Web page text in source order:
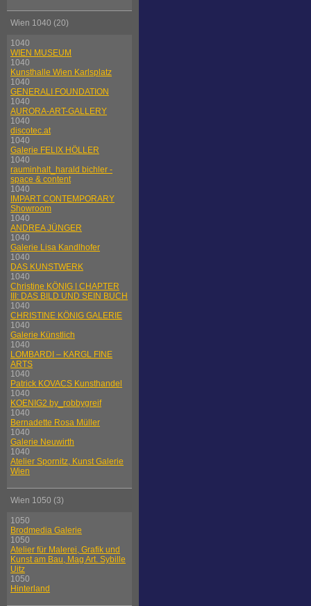
Wien 1040 (20)
1040
WIEN MUSEUM
1040
Kunsthalle Wien Karlsplatz
1040
GENERALI FOUNDATION
1040
AURORA-ART-GALLERY
1040
discotec.at
1040
Galerie FELIX HÖLLER
1040
rauminhalt_harald bichler -
space & content
1040
IMPART CONTEMPORARY
Showroom
1040
ANDREA JÜNGER
1040
Galerie Lisa Kandlhofer
1040
DAS KUNSTWERK
1040
Christine KÖNIG | CHAPTER
III: DAS BILD UND SEIN BUCH
1040
CHRISTINE KÖNIG GALERIE
1040
Galerie Künstlich
1040
LOMBARDI – KARGL FINE
ARTS
1040
Patrick KOVACS Kunsthandel
1040
KOENIG2 by_robbygreif
1040
Bernadette Rosa Müller
1040
Galerie Neuwirth
1040
Atelier Spornitz, Kunst Galerie
Wien
Wien 1050 (3)
1050
Brodmedia Galerie
1050
Atelier für Malerei, Grafik und
Kunst am Bau, Mag Art. Sybille
Uitz
1050
Hinterland